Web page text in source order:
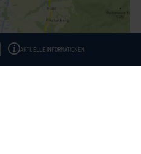
AKTUELLE INFORMATIONEN